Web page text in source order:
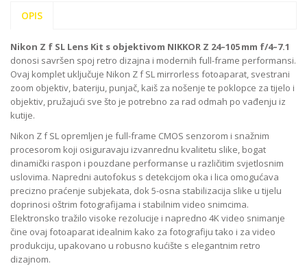
OPIS
Nikon Z f SL Lens Kit s objektivom NIKKOR Z 24–105 mm f/4–7.1
donosi savršen spoj retro dizajna i modernih full-frame performansi.
Ovaj komplet uključuje Nikon Z f SL mirrorless fotoaparat, svestrani
zoom objektiv, bateriju, punjač, kaiš za nošenje te poklopce za tijelo i
objektiv, pružajući sve što je potrebno za rad odmah po vađenju iz
kutije.
Nikon Z f SL opremljen je full-frame CMOS senzorom i snažnim
procesorom koji osiguravaju izvanrednu kvalitetu slike, bogat
dinamički raspon i pouzdane performanse u različitim svjetlosnim
uslovima. Napredni autofokus s detekcijom oka i lica omogućava
precizno praćenje subjekata, dok 5-osna stabilizacija slike u tijelu
doprinosi oštrim fotografijama i stabilnim video snimcima.
Elektronsko tražilo visoke rezolucije i napredno 4K video snimanje
čine ovaj fotoaparat idealnim kako za fotografiju tako i za video
produkciju, upakovano u robusno kućište s elegantnim retro
dizajnom.